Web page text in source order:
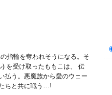
指輪を奪われそうになる。そ
) を受け取ったももこは、 伝
払う。悪魔族から愛のウェー
ちと共に戦う…!